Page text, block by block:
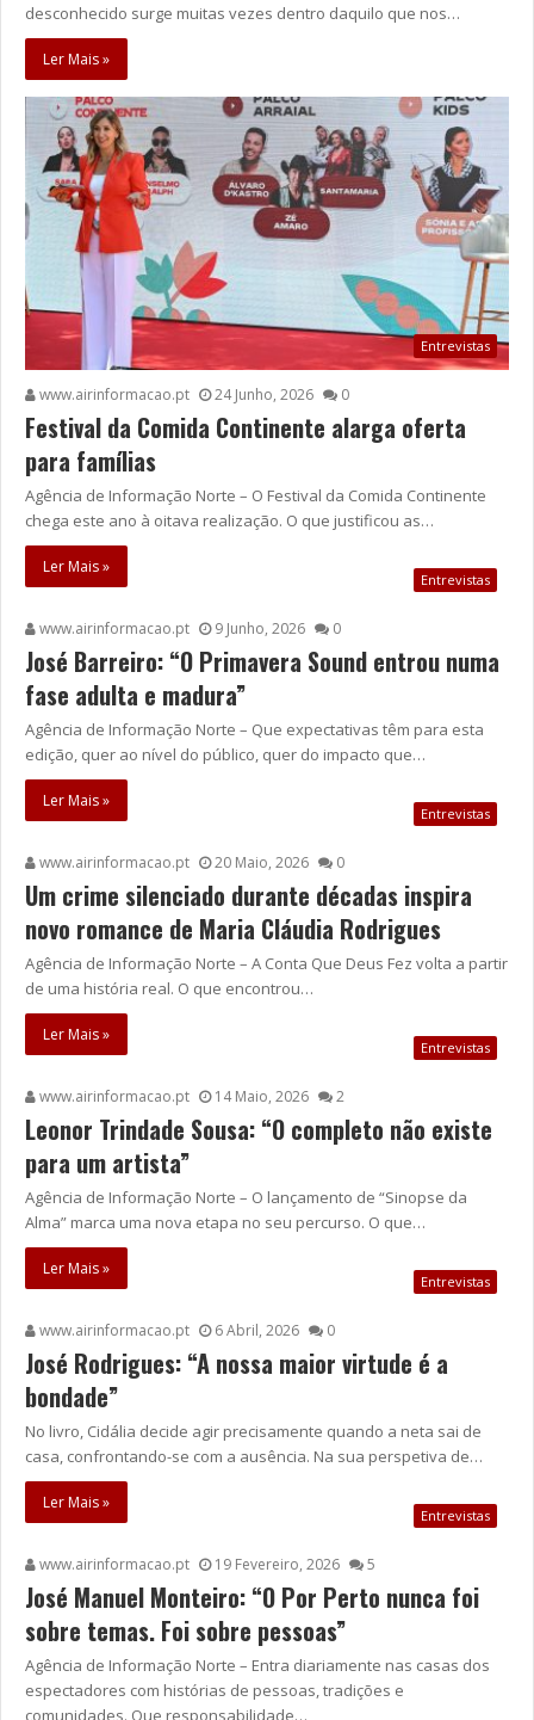
desconhecido surge muitas vezes dentro daquilo que nos…
Ler Mais »
Entrevistas
www.airinformacao.pt 24 Junho, 2026 0
Festival da Comida Continente alarga oferta
para famílias
Agência de Informação Norte – O Festival da Comida Continente
chega este ano à oitava realização. O que justificou as…
Ler Mais »
Entrevistas
www.airinformacao.pt 9 Junho, 2026 0
José Barreiro: “O Primavera Sound entrou numa
fase adulta e madura”
Agência de Informação Norte – Que expectativas têm para esta
edição, quer ao nível do público, quer do impacto que…
Ler Mais »
Entrevistas
www.airinformacao.pt 20 Maio, 2026 0
Um crime silenciado durante décadas inspira
novo romance de Maria Cláudia Rodrigues
Agência de Informação Norte – A Conta Que Deus Fez volta a partir
de uma história real. O que encontrou…
Ler Mais »
Entrevistas
www.airinformacao.pt 14 Maio, 2026 2
Leonor Trindade Sousa: “O completo não existe
para um artista”
Agência de Informação Norte – O lançamento de “Sinopse da
Alma” marca uma nova etapa no seu percurso. O que…
Ler Mais »
Entrevistas
www.airinformacao.pt 6 Abril, 2026 0
José Rodrigues: “A nossa maior virtude é a
bondade”
No livro, Cidália decide agir precisamente quando a neta sai de
casa, confrontando-se com a ausência. Na sua perspetiva de…
Ler Mais »
Entrevistas
www.airinformacao.pt 19 Fevereiro, 2026 5
José Manuel Monteiro: “O Por Perto nunca foi
sobre temas. Foi sobre pessoas”
Agência de Informação Norte – Entra diariamente nas casas dos
espectadores com histórias de pessoas, tradições e
comunidades. Que responsabilidade…